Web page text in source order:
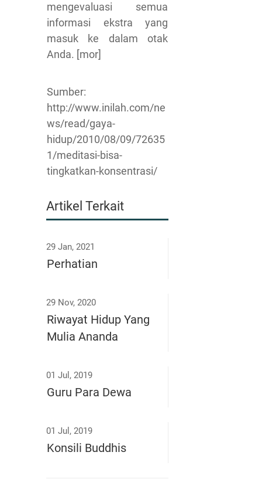
mengevaluasi semua
informasi ekstra yang
masuk ke dalam otak
Anda. [mor]
Sumber:
http://www.inilah.com/ne
ws/read/gaya-
hidup/2010/08/09/72635
1/meditasi-bisa-
tingkatkan-konsentrasi/
Artikel Terkait
29 Jan, 2021
Perhatian
29 Nov, 2020
Riwayat Hidup Yang
Mulia Ananda
01 Jul, 2019
Guru Para Dewa
01 Jul, 2019
Konsili Buddhis